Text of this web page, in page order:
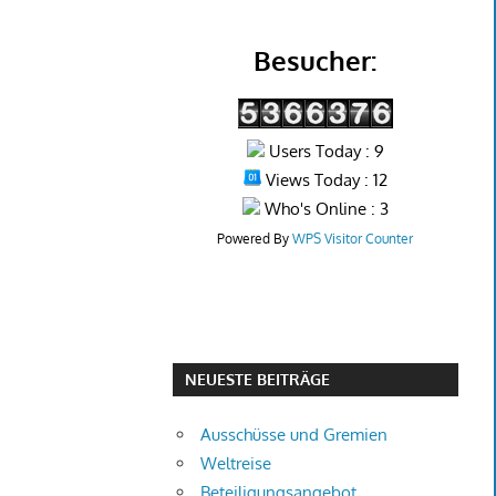
Besucher:
Users Today : 9
Views Today : 12
Who's Online : 3
Powered ByWPS Visitor Counter
NEUESTE BEITRÄGE
Ausschüsse und Gremien
Weltreise